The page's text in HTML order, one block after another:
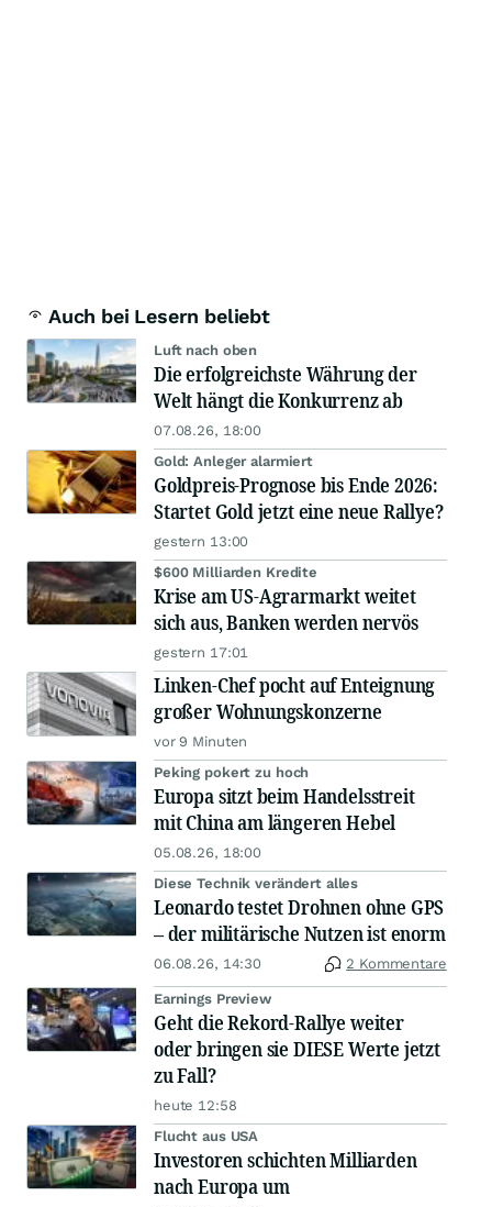
Auch bei Lesern beliebt
Luft nach oben
Die erfolgreichste Währung der
Welt hängt die Konkurrenz ab
07.08.26, 18:00
Gold: Anleger alarmiert
Goldpreis-Prognose bis Ende 2026:
Startet Gold jetzt eine neue Rallye?
gestern 13:00
$600 Milliarden Kredite
Krise am US-Agrarmarkt weitet
sich aus, Banken werden nervös
gestern 17:01
Linken-Chef pocht auf Enteignung
großer Wohnungskonzerne
vor 9 Minuten
Peking pokert zu hoch
Europa sitzt beim Handelsstreit
mit China am längeren Hebel
05.08.26, 18:00
Diese Technik verändert alles
Leonardo testet Drohnen ohne GPS
– der militärische Nutzen ist enorm
06.08.26, 14:30 2 Kommentare
Earnings Preview
Geht die Rekord-Rallye weiter
oder bringen sie DIESE Werte jetzt
zu Fall?
heute 12:58
Flucht aus USA
Investoren schichten Milliarden
nach Europa um